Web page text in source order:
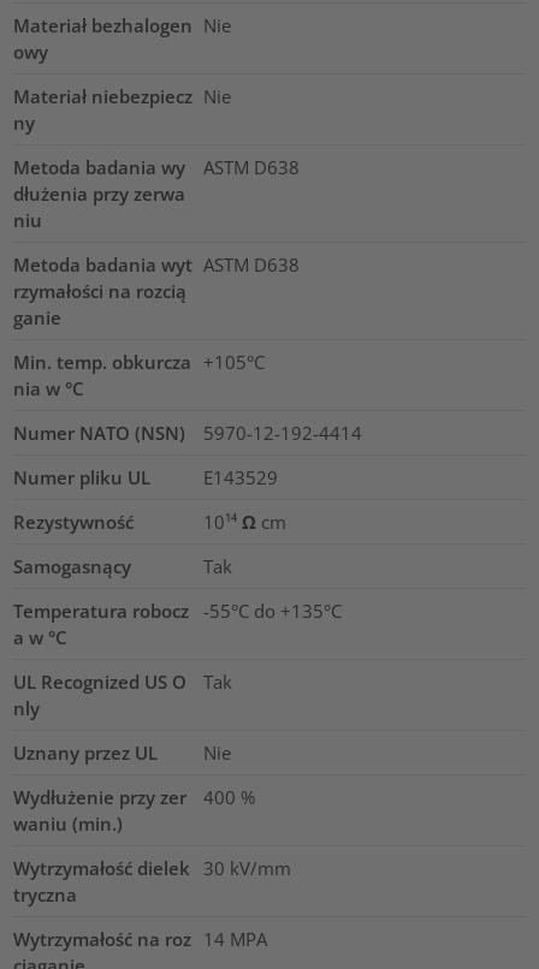
Materiał bezhalogen
owy
Nie
Materiał niebezpiecz
ny
Nie
Metoda badania wy
dłużenia przy zerwa
niu
ASTM D638
Metoda badania wyt
rzymałości na rozcią
ganie
ASTM D638
Min. temp. obkurcza
nia w °C
+105°C
Numer NATO (NSN)
5970-12-192-4414
Numer pliku UL
E143529
Rezystywność
10¹⁴ Ω cm
Samogasnący
Tak
Temperatura robocz
a w °C
-55°C do +135°C
UL Recognized US O
nly
Tak
Uznany przez UL
Nie
Wydłużenie przy zer
waniu (min.)
400 %
Wytrzymałość dielek
tryczna
30 kV/mm
Wytrzymałość na roz 14 MPA